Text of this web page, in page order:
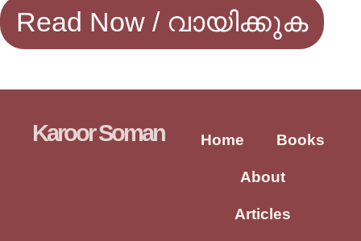
Read Now / വായിക്കുക
Karoor Soman Home Books
About
Articles